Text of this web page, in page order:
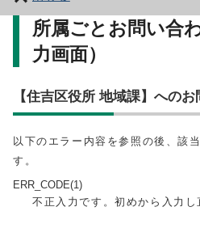
所属ごとお問い合
力画面）
【住吉区役所 地域課】へのお
以下のエラー内容を参照の後、該
す。
ERR_CODE(1)
不正入力です。初めから入力し